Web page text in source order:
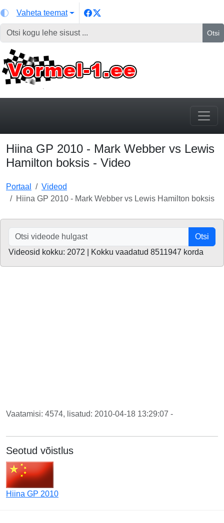
Vaheta teemat
Otsi
Hiina GP 2010 - Mark Webber vs Lewis
Hamilton boksis - Video
Portaal
Videod
Hiina GP 2010 - Mark Webber vs Lewis Hamilton boksis
Otsi
Videosid kokku: 2072 | Kokku vaadatud 8511947 korda
Vaatamisi: 4574, lisatud: 2010-04-18 13:29:07 -
Seotud võistlus
Hiina GP 2010